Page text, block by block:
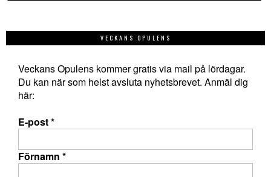
VECKANS OPULENS
Veckans Opulens kommer gratis via mail på lördagar.
Du kan när som helst avsluta nyhetsbrevet. Anmäl dig
här:
E-post*
Förnamn *